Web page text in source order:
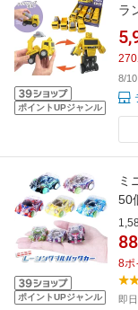
ポイントUPジャンル
ラ
ー
キ
具
270
8/
ポイントUPジャンル
ミ
50
8ポ
即